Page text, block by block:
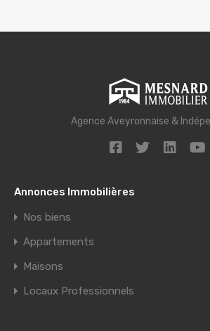
Agence Aveyronnaise &
Annonces Immobilières
Nos biens
Appartements
Maisons
Locaux Professionnels